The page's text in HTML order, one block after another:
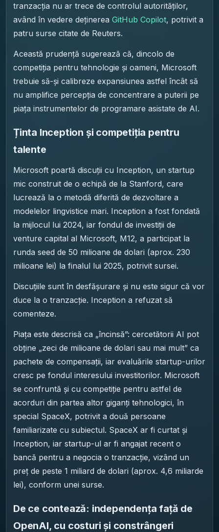
tranzacția nu ar trece de controlul autorităților,
având în vedere deținerea GitHub Copilot, potrivit a
patru surse citate de Reuters.
Această prudență sugerează că, dincolo de
competiția pentru tehnologie și oameni, Microsoft
trebuie să-și calibreze expansiunea astfel încât să
nu amplifice percepția de concentrare a puterii pe
piața instrumentelor de programare asistate de AI.
Ținta Inception și competiția pentru
talente
Microsoft poartă discuții cu Inception, un startup
mic construit de o echipă de la Stanford, care
lucrează la o metodă diferită de dezvoltare a
modelelor lingvistice mari. Inception a fost fondată
la mijlocul lui 2024, iar fondul de investiții de
venture capital al Microsoft, M12, a participat la
runda seed de 50 milioane de dolari (aprox. 230
milioane lei) la finalul lui 2025, potrivit sursei.
Discuțiile sunt în desfășurare și nu este sigur că vor
duce la o tranzacție. Inception a refuzat să
comenteze.
Piața este descrisă ca „încinsă”: cercetătorii AI pot
obține „zeci de milioane de dolari sau mai mult” ca
pachete de compensații, iar evaluările startup-urilor
cresc pe fondul interesului investitorilor. Microsoft
se confruntă și cu competiție pentru astfel de
acorduri din partea altor giganți tehnologici, în
special SpaceX, potrivit a două persoane
familiarizate cu subiectul. SpaceX ar fi curtat și
Inception, iar startup-ul ar fi angajat recent o
bancă pentru a negocia o tranzacție, vizând un
preț de peste 1 miliard de dolari (aprox. 4,6 miliarde
lei), conform unei surse.
De ce contează: independența față de
OpenAI, cu costuri și constrângeri